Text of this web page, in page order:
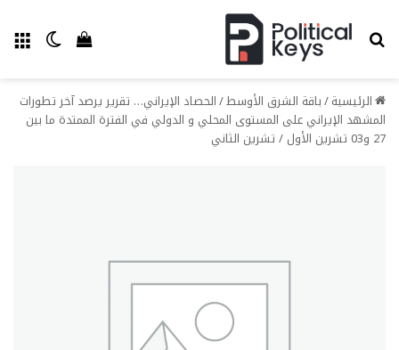
إستعراض بحث عن
الرئيسية/باقة الشرق الأوسط/الحصاد الإيراني… تقرير يرصد آخر تطورات
المشهد الإيراني على المستوى المحلي و الدولي في الفترة الممتدة ما بين
27 و03 تشرين الأول / تشرين الثاني